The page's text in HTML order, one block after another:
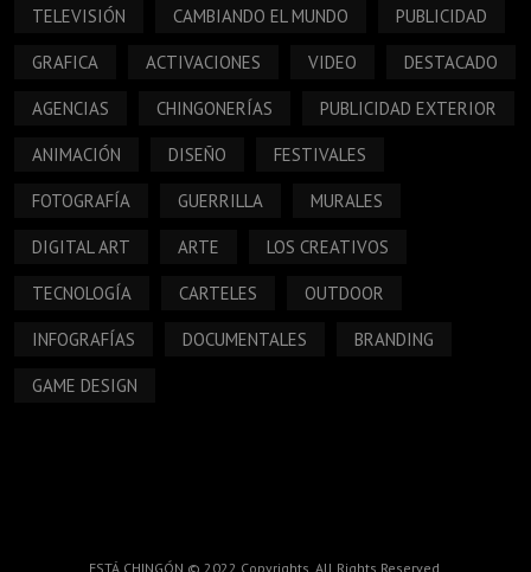
TELEVISIÓN CAMBIANDO EL MUNDO PUBLICIDAD
GRAFICA ACTIVACIONES VIDEO DESTACADO
AGENCIAS CHINGONERÍAS PUBLICIDAD EXTERIOR
ANIMACIÓN DISEÑO FESTIVALES
FOTOGRAFÍA GUERRILLA MURALES
DIGITAL ART ARTE LOS CREATIVOS
TECNOLOGÍA CARTELES OUTDOOR
INFOGRAFÍAS DOCUMENTALES BRANDING
GAME DESIGN
ESTÁ CHINGÓN © 2022 Copyrights. All Rights Reserved.